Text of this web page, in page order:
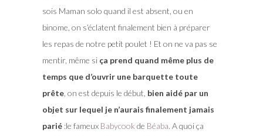
sois Maman solo quand il est absent, ou en
binome, on s’éclatent finalement bien à préparer
les repas de notre petit poulet ! Et on ne va pas se
mentir, même si ça prend quand même plus de
temps que d’ouvrir une barquette toute
prête, on est depuis le début, bien aidé par un
objet sur lequel je n’aurais finalement jamais
parié:le fameux Babycook de Béaba. A quoi ça